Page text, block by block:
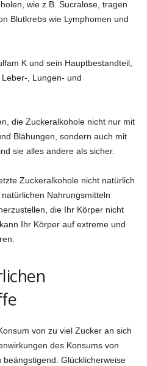
wie z.B. Sucralose, tragen
Blutkrebs wie Lymphomen und
K und sein Hauptbestandteil,
, Lungen- und
die Zuckeralkohole nicht nur mit
Blähungen, sondern auch mit
sie alles andere als sicher.
Zuckeralkohole nicht natürlich
Nahrungsmitteln
die Ihr Körper nicht
Ihr Körper auf extreme und
von zu viel Zucker an sich
des Konsums von
Glücklicherweise